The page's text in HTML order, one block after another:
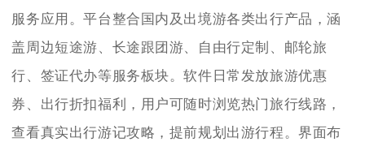
服务应用。平台整合国内及出境游各类出行产品，涵
盖周边短途游、长途跟团游、自由行定制、邮轮旅
行、签证代办等服务板块。软件日常发放旅游优惠
券、出行折扣福利，用户可随时浏览热门旅行线路，
查看真实出行游记攻略，提前规划出游行程。界面布